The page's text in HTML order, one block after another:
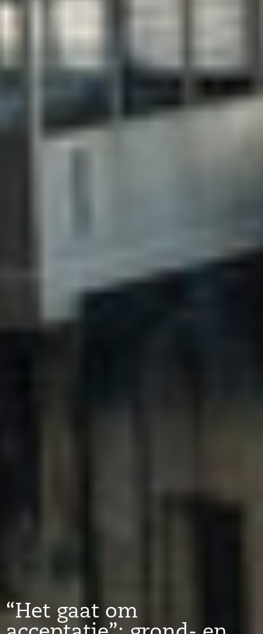
“Het gaat om